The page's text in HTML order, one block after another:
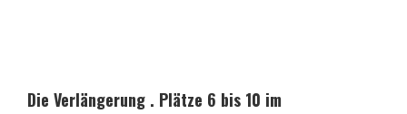
Die Verlängerung . Plätze 6 bis 10 im